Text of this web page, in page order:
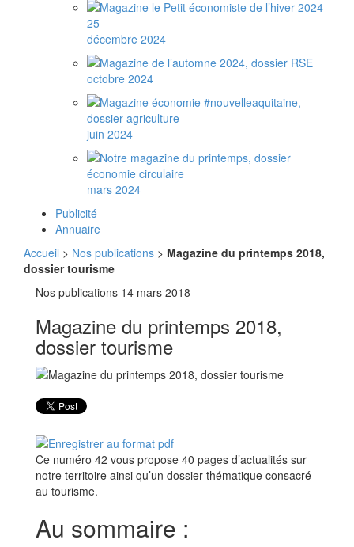
décembre 2024
octobre 2024
juin 2024
mars 2024
Publicité
Annuaire
Accueil > Nos publications > Magazine du printemps 2018,
dossier tourisme
Nos publications 14 mars 2018
Magazine du printemps 2018,
dossier tourisme
Ce numéro 42 vous propose 40 pages d’actualités sur
notre territoire ainsi qu’un dossier thématique consacré
au tourisme.
Au sommaire :